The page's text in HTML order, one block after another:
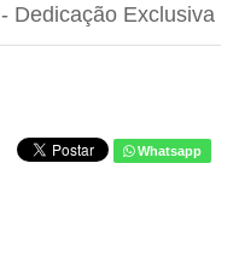
- Dedicação Exclusiva
Whatsapp